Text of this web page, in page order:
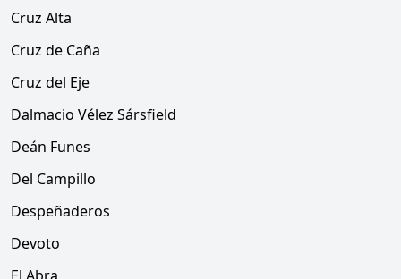
Cruz Alta
Cruz de Caña
Cruz del Eje
Dalmacio Vélez Sársfield
Deán Funes
Del Campillo
Despeñaderos
Devoto